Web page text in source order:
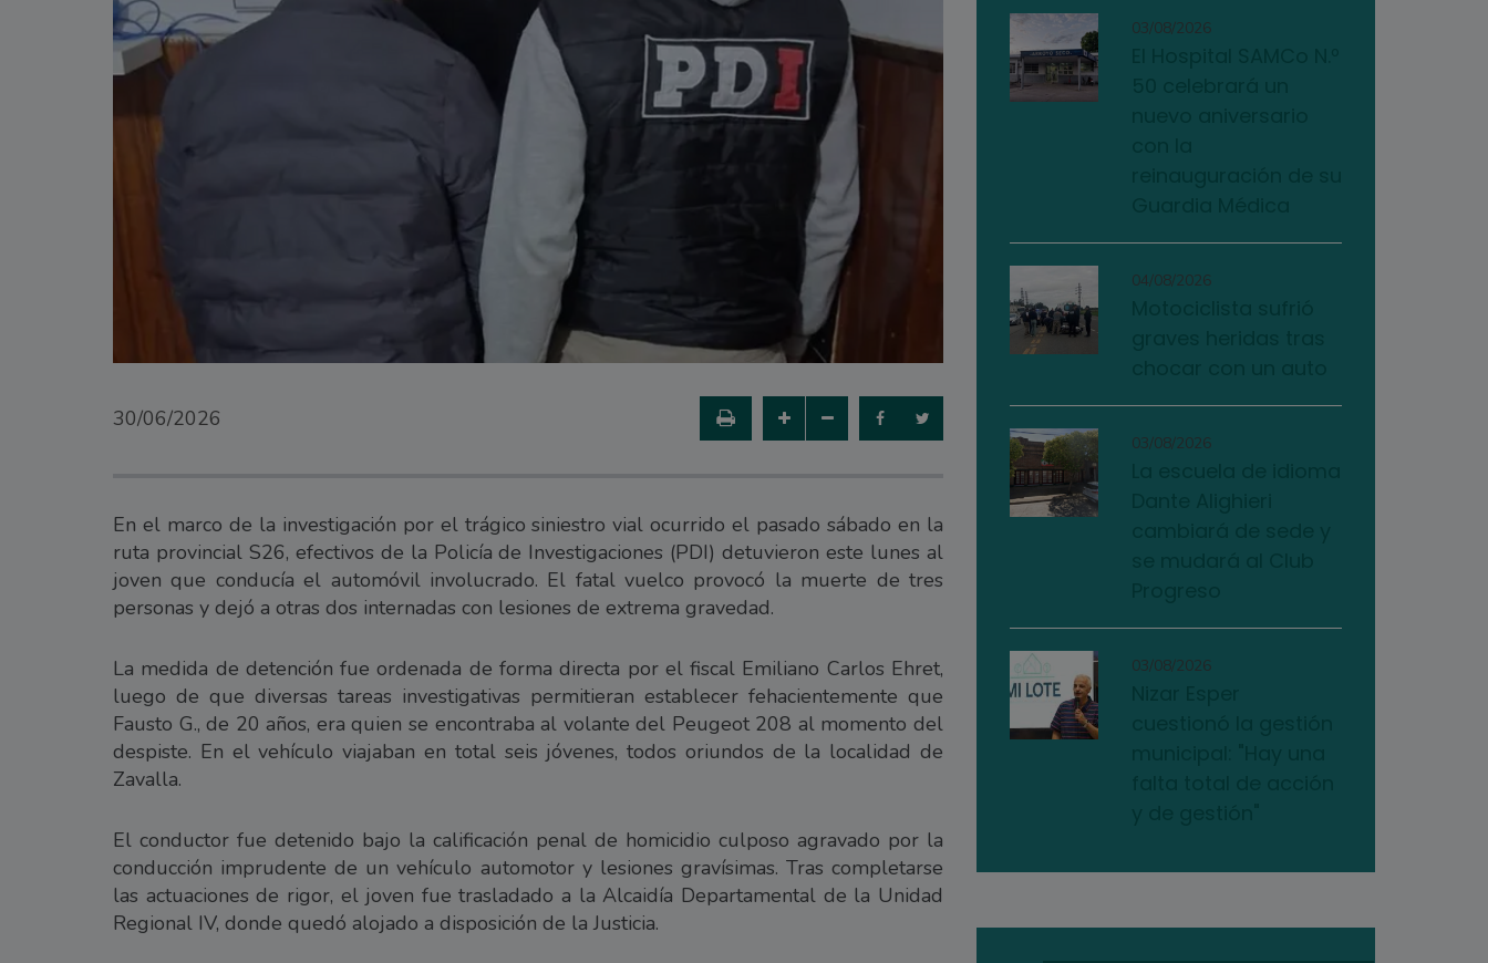
30/06/2026
En el marco de la investigación por el trágico siniestro vial ocurrido el pasado sábado en la
ruta provincial S26, efectivos de la Policía de Investigaciones (PDI) detuvieron este lunes al
joven que conducía el automóvil involucrado. El fatal vuelco provocó la muerte de tres
personas y dejó a otras dos internadas con lesiones de extrema gravedad.
La medida de detención fue ordenada de forma directa por el fiscal Emiliano Carlos Ehret,
luego de que diversas tareas investigativas permitieran establecer fehacientemente que
Fausto G., de 20 años, era quien se encontraba al volante del Peugeot 208 al momento del
despiste. En el vehículo viajaban en total seis jóvenes, todos oriundos de la localidad de
Zavalla.
El conductor fue detenido bajo la calificación penal de homicidio culposo agravado por la
conducción imprudente de un vehículo automotor y lesiones gravísimas. Tras completarse
las actuaciones de rigor, el joven fue trasladado a la Alcaidía Departamental de la Unidad
Regional IV, donde quedó alojado a disposición de la Justicia.
03/08/2026
04/08/2026
03/08/2026
03/08/2026